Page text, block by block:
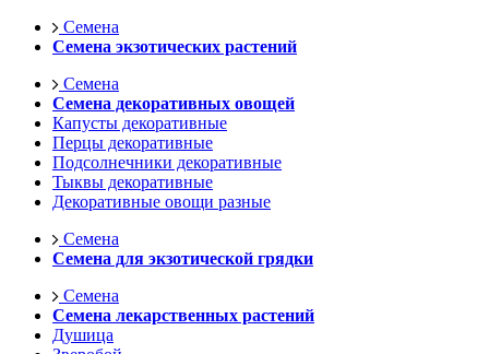
Семена
Семена экзотических растений
Семена
Семена декоративных овощей
Капусты декоративные
Перцы декоративные
Подсолнечники декоративные
Тыквы декоративные
Декоративные овощи разные
Семена
Семена для экзотической грядки
Семена
Семена лекарственных растений
Душица